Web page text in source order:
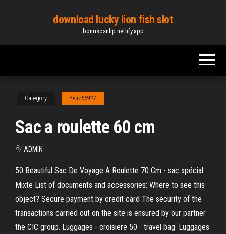
content
download lucky lion fish slot
bonusosnhp.netlify.app
Category Yenz66927
Sac a roulette 60 cm
By ADMIN
50 Beautiful Sac De Voyage A Roulette 70 Cm - sac spécial.
Mixte List of documents and accessories: Where to see this
object? Secure payment by credit card The security of the
transactions carried out on the site is ensured by our partner
the CIC group. Luggages - croisiere 50 - travel bag. Luggages